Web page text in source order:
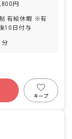
円
有給休暇 ※有
10日付与
分
キープ